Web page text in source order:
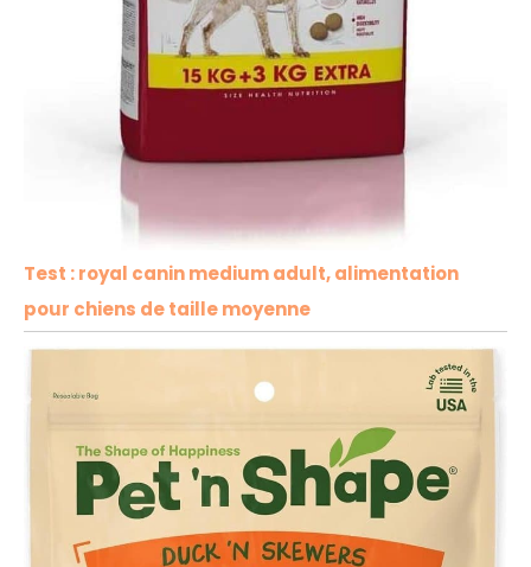
Test : royal canin medium adult, alimentation
pour chiens de taille moyenne